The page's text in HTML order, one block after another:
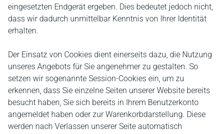
eingesetzten Endgerät ergeben. Dies bedeutet jedoch nicht,
dass wir dadurch unmittelbar Kenntnis von Ihrer Identität
erhalten.
Der Einsatz von Cookies dient einerseits dazu, die Nutzung
unseres Angebots für Sie angenehmer zu gestalten. So
setzen wir sogenannte Session-Cookies ein, um zu
erkennen, dass Sie einzelne Seiten unserer Website bereits
besucht haben, Sie sich bereits in Ihrem Benutzerkonto
angemeldet haben oder zur Warenkorbdarstellung. Diese
werden nach Verlassen unserer Seite automatisch